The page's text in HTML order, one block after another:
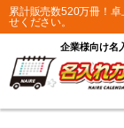
累計販売数520万冊！
せください。
企業様向け名